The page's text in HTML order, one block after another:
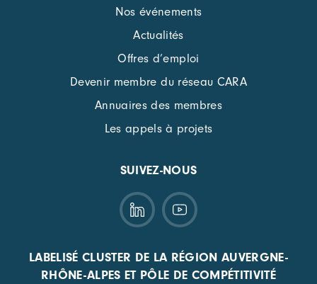
Nos événements
Actualités
Offres d’emploi
Devenir membre du réseau CARA
Annuaires des membres
Les appels à projets
SUIVEZ-NOUS
LABELISÉ CLUSTER DE LA RÉGION AUVERGNE-
RHÔNE-ALPES ET PÔLE DE COMPÉTITIVITÉ